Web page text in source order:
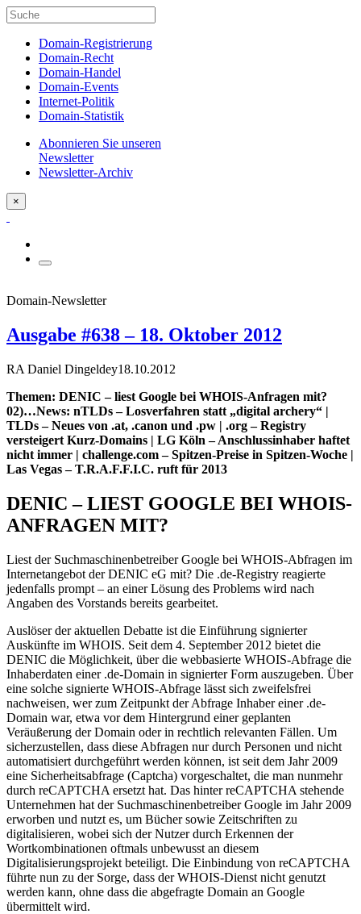
Domain-Registrierung
Domain-Recht
Domain-Handel
Domain-Events
Internet-Politik
Domain-Statistik
Abonnieren Sie unseren
Newsletter
Newsletter-Archiv
×
Domain-Newsletter
Ausgabe #638 – 18. Oktober 2012
RA Daniel Dingeldey18.10.2012
Themen: DENIC – liest Google bei WHOIS-Anfragen mit?
02)…News: nTLDs – Losverfahren statt „digital archery“ |
TLDs – Neues von .at, .canon und .pw | .org – Registry
versteigert Kurz-Domains | LG Köln – Anschlussinhaber haftet
nicht immer | challenge.com – Spitzen-Preise in Spitzen-Woche |
Las Vegas – T.R.A.F.F.I.C. ruft für 2013
DENIC – LIEST GOOGLE BEI WHOIS-
ANFRAGEN MIT?
Liest der Suchmaschinenbetreiber Google bei WHOIS-Abfragen im
Internetangebot der DENIC eG mit? Die .de-Registry reagierte
jedenfalls prompt – an einer Lösung des Problems wird nach
Angaben des Vorstands bereits gearbeitet.
Auslöser der aktuellen Debatte ist die Einführung signierter
Auskünfte im WHOIS. Seit dem 4. September 2012 bietet die
DENIC die Möglichkeit, über die webbasierte WHOIS-Abfrage die
Inhaberdaten einer .de-Domain in signierter Form auszugeben. Über
eine solche signierte WHOIS-Abfrage lässt sich zweifelsfrei
nachweisen, wer zum Zeitpunkt der Abfrage Inhaber einer .de-
Domain war, etwa vor dem Hintergrund einer geplanten
Veräußerung der Domain oder in rechtlich relevanten Fällen. Um
sicherzustellen, dass diese Abfragen nur durch Personen und nicht
automatisiert durchgeführt werden können, ist seit dem Jahr 2009
eine Sicherheitsabfrage (Captcha) vorgeschaltet, die man nunmehr
durch reCAPTCHA ersetzt hat. Das hinter reCAPTCHA stehende
Unternehmen hat der Suchmaschinenbetreiber Google im Jahr 2009
erworben und nutzt es, um Bücher sowie Zeitschriften zu
digitalisieren, wobei sich der Nutzer durch Erkennen der
Wortkombinationen oftmals unbewusst an diesem
Digitalisierungsprojekt beteiligt. Die Einbindung von reCAPTCHA
führte nun zu der Sorge, dass der WHOIS-Dienst nicht genutzt
werden kann, ohne dass die abgefragte Domain an Google
übermittelt wird.